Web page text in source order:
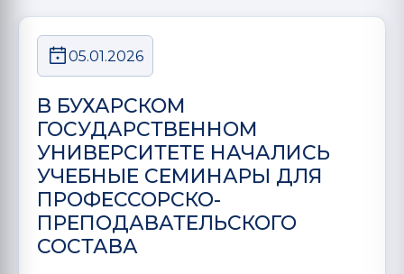
05.01.2026
В БУХАРСКОМ
ГОСУДАРСТВЕННОМ
УНИВЕРСИТЕТЕ НАЧАЛИСЬ
УЧЕБНЫЕ СЕМИНАРЫ ДЛЯ
ПРОФЕССОРСКО-
ПРЕПОДАВАТЕЛЬСКОГО
СОСТАВА